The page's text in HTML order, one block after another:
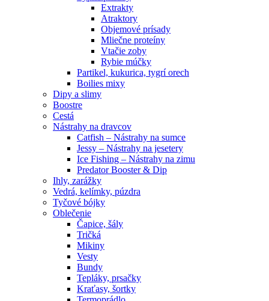
Extrakty
Atraktory
Objemové prísady
Mliečne proteíny
Vtačie zoby
Rybie múčky
Partikel, kukurica, tygrí orech
Boilies mixy
Dipy a slimy
Boostre
Cestá
Nástrahy na dravcov
Catfish – Nástrahy na sumce
Jessy – Nástrahy na jesetery
Ice Fishing – Nástrahy na zimu
Predator Booster & Dip
Ihly, zarážky
Vedrá, kelímky, púzdra
Tyčové bójky
Oblečenie
Čapice, šály
Tričká
Mikiny
Vesty
Bundy
Tepláky, prsačky
Kraťasy, šortky